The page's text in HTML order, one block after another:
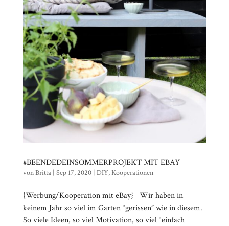
#BEENDEDEINSOMMERPROJEKT MIT EBAY
vonBritta| Sep 17, 2020| DIY,Kooperationen
{Werbung/Kooperation mit eBay} Wir haben in
keinem Jahr so viel im Garten “gerissen” wie in diesem.
So viele Ideen, so viel Motivation, so viel “einfach